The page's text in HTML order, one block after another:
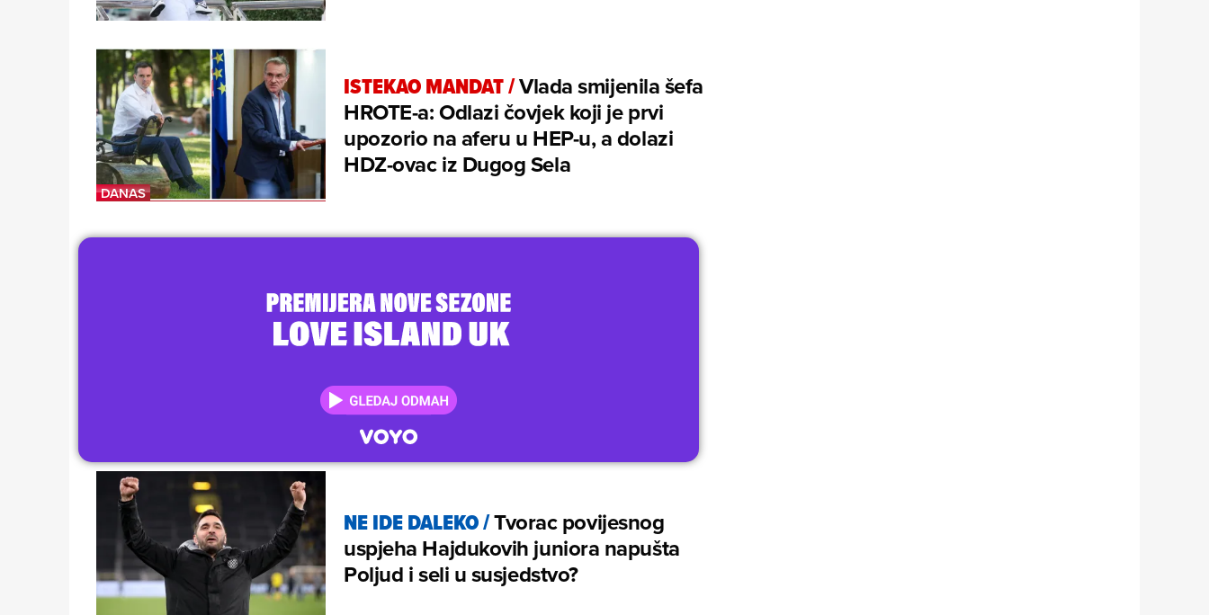
ISTEKAO MANDAT/Vlada smijenila šefa
HROTE-a: Odlazi čovjek koji je prvi
upozorio na aferu u HEP-u, a dolazi
HDZ-ovac iz Dugog Sela
NE IDE DALEKO/Tvorac povijesnog
uspjeha Hajdukovih juniora napušta
Poljud i seli u susjedstvo?